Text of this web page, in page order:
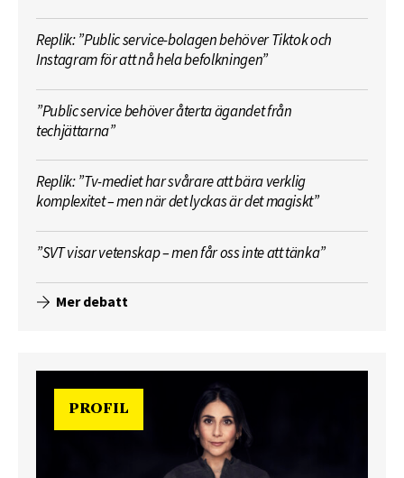
Replik: ”Public service-bolagen behöver Tiktok och
Instagram för att nå hela befolkningen”
”Public service behöver återta ägandet från
techjättarna”
Replik: ”Tv-mediet har svårare att bära verklig
komplexitet – men när det lyckas är det magiskt”
”SVT visar vetenskap – men får oss inte att tänka”
Mer debatt
PROFIL